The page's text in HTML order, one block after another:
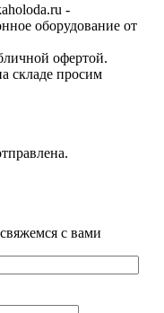
-
оборудование от
офертой.
складе просим
с вами